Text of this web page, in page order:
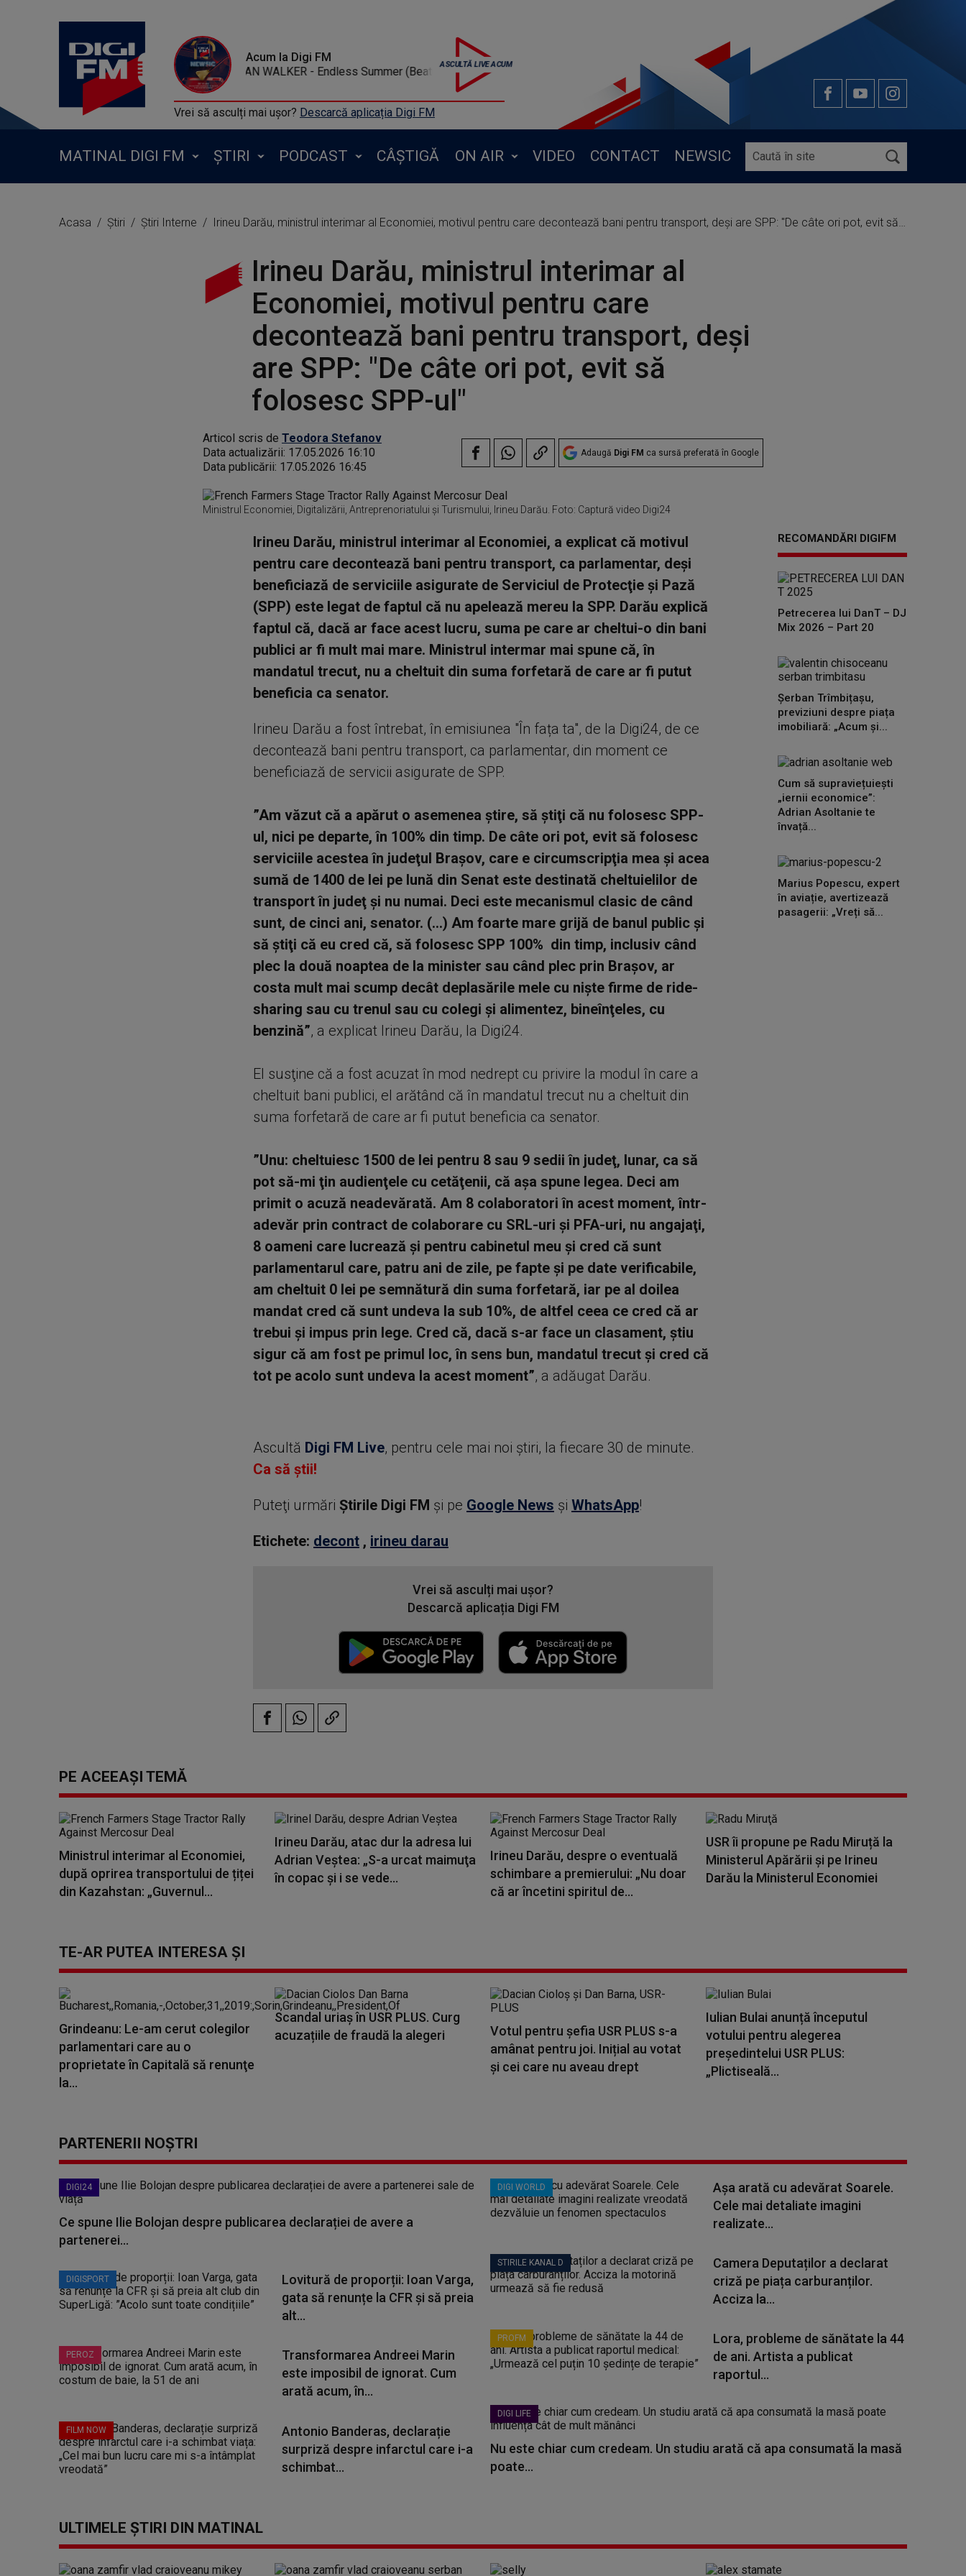
Acum la Digi FM
ALAN WALKER - Endless Summer (Beatmix)
Vrei să asculți mai ușor? Descarcă aplicația Digi FM
MATINAL DIGI FM ȘTIRI PODCAST CÂȘTIGĂ ON AIR VIDEO CONTACT NEWSIC
Acasa Știri Știri Interne Irineu Darău, ministrul interimar al Economiei, motivul pentru care decontează bani pentru transport, deși are SPP: "De câte ori pot, evit să folosesc SPP-ul"
Irineu Darău, ministrul interimar al
Economiei, motivul pentru care
decontează bani pentru transport, deși
are SPP: "De câte ori pot, evit să
folosesc SPP-ul"
Articol scris de Teodora Stefanov
Data actualizării: 17.05.2026 16:10
Data publicării: 17.05.2026 16:45
Adaugă Digi FM ca sursă preferată în Google
Ministrul Economiei, Digitalizării, Antreprenoriatului şi Turismului, Irineu Darău. Foto: Captură video Digi24
Irineu Darău, ministrul interimar al Economiei, a explicat că motivul
pentru care decontează bani pentru transport, ca parlamentar, deşi
beneficiază de serviciile asigurate de Serviciul de Protecţie şi Pază
(SPP) este legat de faptul că nu apelează mereu la SPP. Darău explică
faptul că, dacă ar face acest lucru, suma pe care ar cheltui-o din bani
publici ar fi mult mai mare. Ministrul intermar mai spune că, în
mandatul trecut, nu a cheltuit din suma forfetară de care ar fi putut
beneficia ca senator.
Irineu Darău a fost întrebat, în emisiunea "În fața ta", de la Digi24, de ce
decontează bani pentru transport, ca parlamentar, din moment ce
beneficiază de servicii asigurate de SPP.
”Am văzut că a apărut o asemenea ştire, să ştiţi că nu folosesc SPP-
ul, nici pe departe, în 100% din timp. De câte ori pot, evit să folosesc
serviciile acestea în judeţul Braşov, care e circumscripţia mea şi acea
sumă de 1400 de lei pe lună din Senat este destinată cheltuielilor de
transport în judeţ şi nu numai. Deci este mecanismul clasic de când
sunt, de cinci ani, senator. (...) Am foarte mare grijă de banul public şi
să ştiţi că eu cred că, să folosesc SPP 100% din timp, inclusiv când
plec la două noaptea de la minister sau când plec prin Braşov, ar
costa mult mai scump decât deplasările mele cu nişte firme de ride-
sharing sau cu trenul sau cu colegi şi alimentez, bineînţeles, cu
benzină”, a explicat Irineu Darău, la Digi24.
El susţine că a fost acuzat în mod nedrept cu privire la modul în care a
cheltuit bani publici, el arătând că în mandatul trecut nu a cheltuit din
suma forfetară de care ar fi putut beneficia ca senator.
”Unu: cheltuiesc 1500 de lei pentru 8 sau 9 sedii în judeţ, lunar, ca să
pot să-mi ţin audienţele cu cetăţenii, că aşa spune legea. Deci am
primit o acuză neadevărată. Am 8 colaboratori în acest moment, într-
adevăr prin contract de colaborare cu SRL-uri şi PFA-uri, nu angajaţi,
8 oameni care lucrează şi pentru cabinetul meu şi cred că sunt
parlamentarul care, patru ani de zile, pe fapte şi pe date verificabile,
am cheltuit 0 lei pe semnătură din suma forfetară, iar pe al doilea
mandat cred că sunt undeva la sub 10%, de altfel ceea ce cred că ar
trebui şi impus prin lege. Cred că, dacă s-ar face un clasament, ştiu
sigur că am fost pe primul loc, în sens bun, mandatul trecut şi cred că
tot pe acolo sunt undeva la acest moment”, a adăugat Darău.
Ascultă Digi FM Live, pentru cele mai noi știri, la fiecare 30 de minute.
Ca să știi!
Puteţi urmări Știrile Digi FM şi pe Google News şi WhatsApp!
Etichete: decont, irineu darau
Vrei să asculți mai ușor?
Descarcă aplicația Digi FM
RECOMANDĂRI DIGIFM
Petrecerea lui DanT – DJ
Mix 2026 – Part 20
Șerban Trîmbițașu,
previziuni despre piața
imobiliară: „Acum și...
Cum să supraviețuiești
„iernii economice”:
Adrian Asoltanie te
învață...
Marius Popescu, expert
în aviație, avertizează
pasagerii: „Vreți să...
PE ACEEAȘI TEMĂ
Ministrul interimar al Economiei,
după oprirea transportului de țiței
din Kazahstan: „Guvernul...
Irineu Darău, atac dur la adresa lui
Adrian Veștea: „S-a urcat maimuţa
în copac şi i se vede...
Irineu Darău, despre o eventuală
schimbare a premierului: „Nu doar
că ar încetini spiritul de...
USR îi propune pe Radu Miruță la
Ministerul Apărării și pe Irineu
Darău la Ministerul Economiei
TE-AR PUTEA INTERESA ȘI
Grindeanu: Le-am cerut colegilor
parlamentari care au o
proprietate în Capitală să renunţe
la...
Scandal uriaș în USR PLUS. Curg
acuzațiile de fraudă la alegeri
Votul pentru șefia USR PLUS s-a
amânat pentru joi. Inițial au votat
și cei care nu aveau drept
Iulian Bulai anunță începutul
votului pentru alegerea
preşedintelui USR PLUS:
„Plictiseală...
PARTENERII NOȘTRI
DIGI24
Ce spune Ilie Bolojan despre publicarea declarației de avere a
partenerei...
DIGISPORT
Lovitură de proporții: Ioan Varga,
gata să renunțe la CFR și să preia
alt...
PEROZ
Transformarea Andreei Marin
este imposibil de ignorat. Cum
arată acum, în...
FILM NOW
Antonio Banderas, declarație
surpriză despre infarctul care i-a
schimbat...
DIGI WORLD
Așa arată cu adevărat Soarele.
Cele mai detaliate imagini
realizate...
STIRILE KANAL D
Camera Deputaților a declarat
criză pe piața carburanților.
Acciza la...
PROFM
Lora, probleme de sănătate la 44
de ani. Artista a publicat
raportul...
DIGI LIFE
Nu este chiar cum credeam. Un studiu arată că apa consumată la masă
poate...
ULTIMELE ȘTIRI DIN MATINAL